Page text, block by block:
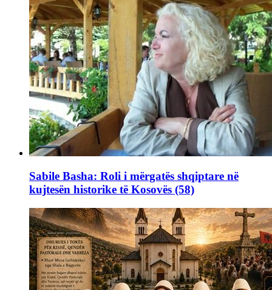
Sabile Basha: Roli i mërgatës shqiptare në
kujtesën historike të Kosovës (58)